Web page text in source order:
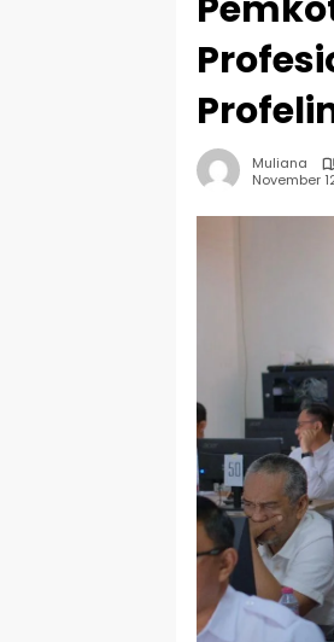
Muliana
November